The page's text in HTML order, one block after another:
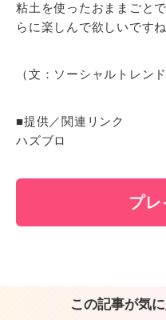
粘土を使ったおままごと
らに楽しんで欲しいですね
（文：ソーシャルトレン
■提供／関連リンク
ハズブロ
プレ
この記事が気